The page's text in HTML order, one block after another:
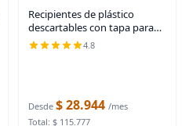
Recipientes de plástico
descartables con tapa para
separar porciones o hacer
souffle, Translúcido | Leak-
4.8
Desde $ 28.944 /mes
Total: $ 115.777